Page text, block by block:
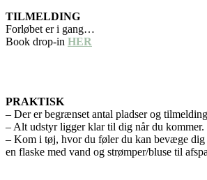
TILMELDING
Forløbet er i gang…
Book drop-in HER
PRAKTISK
– Der er begrænset antal pladser og
– Alt udstyr ligger klar til dig når du kommer.
– Kom i tøj, hvor du føler du kan bevæge
en flaske med vand og strømper/bluse til